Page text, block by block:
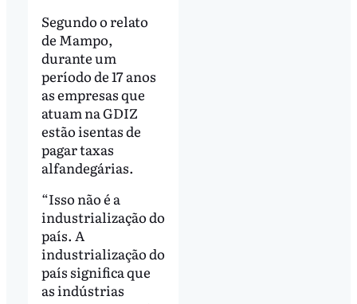
Segundo o relato
de Mampo,
durante um
período de 17 anos
as empresas que
atuam na GDIZ
estão isentas de
pagar taxas
alfandegárias.
“Isso não é a
industrialização do
país. A
industrialização do
país significa que
as indústrias